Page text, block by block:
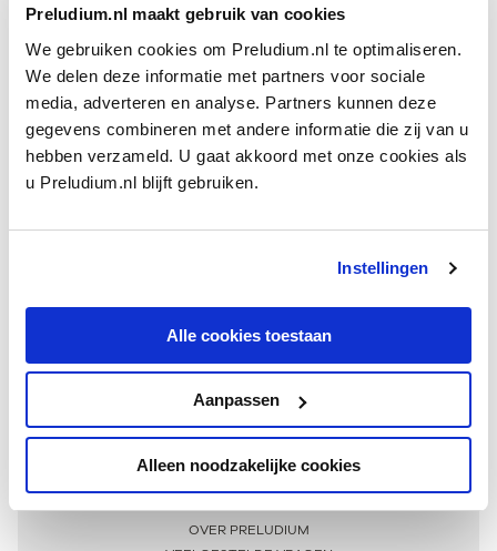
Preludium.nl maakt gebruik van cookies
We gebruiken cookies om Preludium.nl te optimaliseren.
We delen deze informatie met partners voor sociale
media, adverteren en analyse. Partners kunnen deze
gegevens combineren met andere informatie die zij van u
hebben verzameld. U gaat akkoord met onze cookies als
u Preludium.nl blijft gebruiken.
Instellingen
Alle cookies toestaan
Aanpassen
Alleen noodzakelijke cookies
Meer informatie
OVER PRELUDIUM